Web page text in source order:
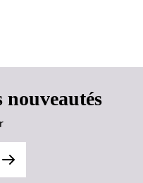
nouveautés